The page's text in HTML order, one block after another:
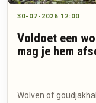
30-07-2026 12:00
Voldoet een
mag je hem
Wolven of